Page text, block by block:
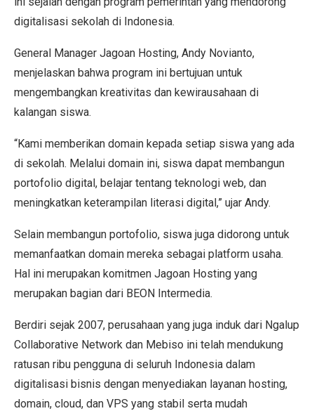
digitalisasi sekolah di Indonesia.
General Manager Jagoan Hosting, Andy Novianto,
menjelaskan bahwa program ini bertujuan untuk
mengembangkan kreativitas dan kewirausahaan di
kalangan siswa.
“Kami memberikan domain kepada setiap siswa yang ada
di sekolah. Melalui domain ini, siswa dapat membangun
portofolio digital, belajar tentang teknologi web, dan
meningkatkan keterampilan literasi digital,” ujar Andy.
Selain membangun portofolio, siswa juga didorong untuk
memanfaatkan domain mereka sebagai platform usaha.
Hal ini merupakan komitmen Jagoan Hosting yang
merupakan bagian dari BEON Intermedia.
Berdiri sejak 2007, perusahaan yang juga induk dari Ngalup
Collaborative Network dan Mebiso ini telah mendukung
ratusan ribu pengguna di seluruh Indonesia dalam
digitalisasi bisnis dengan menyediakan layanan hosting,
domain, cloud, dan VPS yang stabil serta mudah